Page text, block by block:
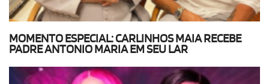
MOMENTO ESPECIAL: CARLINHOS MAIA RECEBE
PADRE ANTONIO MARIA EM SEU LAR